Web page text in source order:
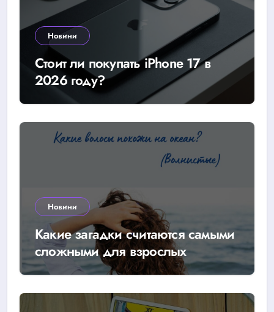
Новини
Стоит ли покупать iPhone 17 в
2026 году?
Новини
Какие загадки считаются самыми
сложными для взрослых